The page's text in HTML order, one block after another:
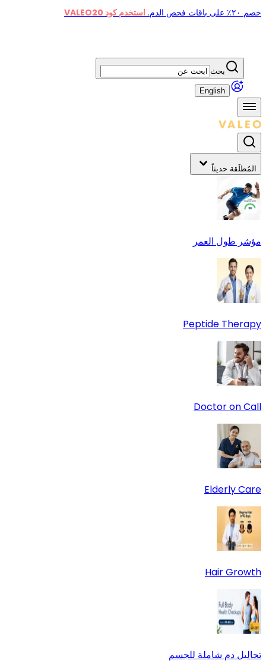
خصم ٢٠٪ على باقات فحص الدم. استخدم كود VALEO20
بحث
English
المُطلَقة حديثاً
مؤشر طول العمر
Peptide Therapy
Doctor on Call
Elderly Care
Hair Growth
تحاليل دم شاملة للجسم